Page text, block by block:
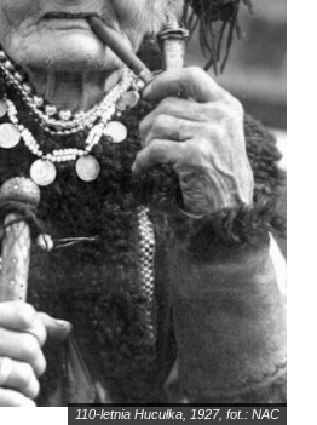
110-letnia Hucułka, 1927, fot.: NAC